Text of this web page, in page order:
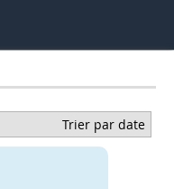
Trier par date